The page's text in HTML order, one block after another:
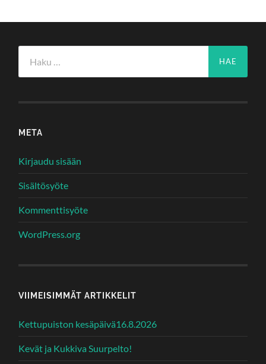
META
Kirjaudu sisään
Sisältösyöte
Kommenttisyöte
WordPress.org
VIIMEISIMMÄT ARTIKKELIT
Kettupuiston kesäpäivä16.8.2026
Kevät ja Kukkiva Suurpelto!